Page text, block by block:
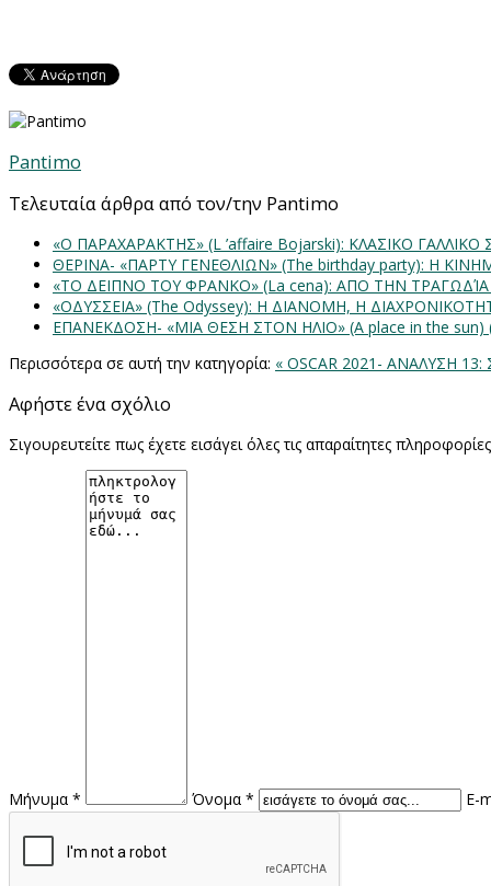
Pantimo
Τελευταία άρθρα από τον/την Pantimo
«Ο ΠΑΡΑΧΑΡΑΚΤΗΣ» (L ’affaire Bojarski): ΚΛΑΣΙΚΟ ΓΑΛΛΙΚΟ
ΘΕΡΙΝΑ- «ΠΑΡΤΥ ΓΕΝΕΘΛΙΩΝ» (The birthday party): H
«ΤΟ ΔΕΙΠΝΟ ΤΟΥ ΦΡΑΝΚΟ» (La cena): ΑΠΟ ΤΗΝ
«ΟΔΥΣΣΕΙΑ» (The Odyssey): Η ΔΙΑΝΟΜΗ, Η
ΕΠΑΝΕΚΔΟΣΗ- «ΜΙΑ ΘΕΣΗ ΣΤΟΝ ΗΛΙΟ» (Α place in the
Περισσότερα σε αυτή την κατηγορία: « OSCAR 2021- ΑΝΑΛΥΣΗ
Αφήστε ένα σχόλιο
Σιγουρευτείτε πως έχετε εισάγει όλες τις απαραίτητες
Μήνυμα * Όνομα * E-